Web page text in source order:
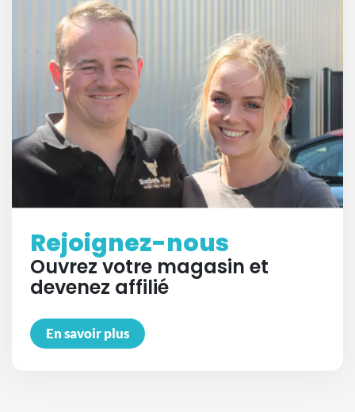
Rejoignez-nous
Ouvrez votre magasin et
devenez affilié
En savoir plus